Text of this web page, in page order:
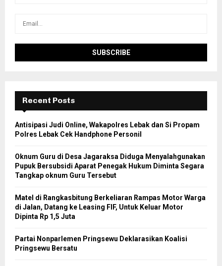
Recent Posts
Antisipasi Judi Online, Wakapolres Lebak dan Si Propam
Polres Lebak Cek Handphone Personil
Oknum Guru di Desa Jagaraksa Diduga Menyalahgunakan
Pupuk Bersubsidi Aparat Penegak Hukum Diminta Segara
Tangkap oknum Guru Tersebut
Matel di Rangkasbitung Berkeliaran Rampas Motor Warga
di Jalan, Datang ke Leasing FIF, Untuk Keluar Motor
Dipinta Rp 1,5 Juta
Partai Nonparlemen Pringsewu Deklarasikan Koalisi
Pringsewu Bersatu